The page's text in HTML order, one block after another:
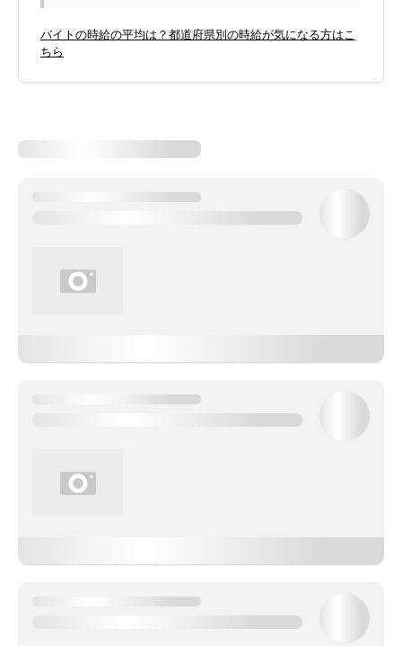
バイトの時給の平均は？都道府県別の時給が気になる方はこ
ちら